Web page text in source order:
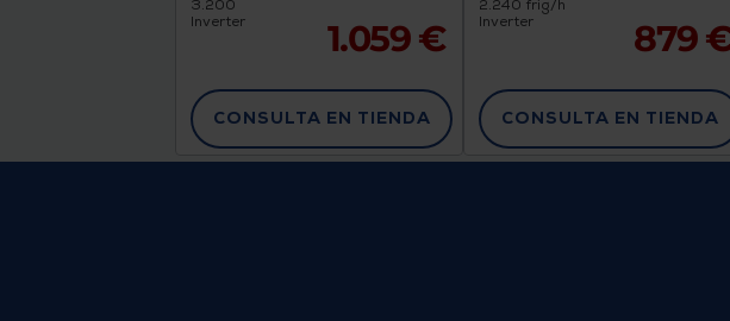
3.200
Inverter
1.059 €
CONSULTA EN TIENDA
2.240 frig/h
Inverter
879
CONSULTA EN TIENDA